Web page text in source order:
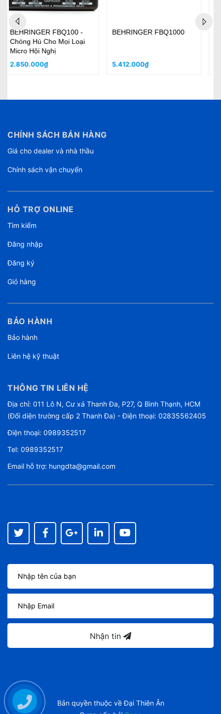
BEHRINGER FBQ2496
Loại bỏ hú micro một cách
dễ dàng
6.644.000₫
Behringer DI-4800A
3.347.000₫
CHÍNH SÁCH BÁN HÀNG
Giá cho dealer và nhà thầu
Chính sách vận chuyển
HỖ TRỢ ONLINE
Tìm kiếm
Đăng nhập
Đăng ký
Giỏ hàng
BẢO HÀNH
Bảo hành
Liên hệ kỹ thuật
THÔNG TIN LIÊN HỆ
Địa chỉ: 011 Lô N, Cư xá Thanh Đa, P27, Q Bình Thạnh, HCM
(Đối diện trường cấp 2 Thanh Đa) - Điện thoại: 02835562405
Điện thoại: 0989352517
Tel: 0989352517
Email hỗ trợ: hungdta@gmail.com
Nhận tin
Bản quyền thuộc vềĐại Thiên Ân